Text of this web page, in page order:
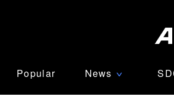
Popular News ∨